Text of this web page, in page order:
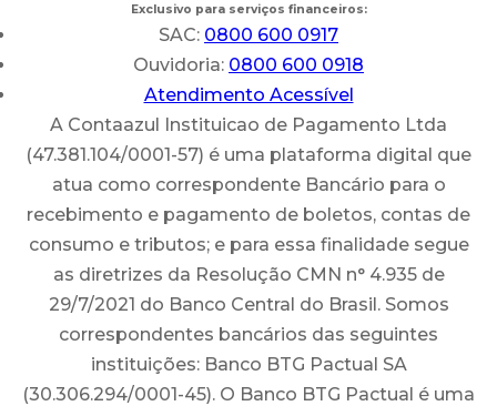
Exclusivo para serviços financeiros:
SAC: 0800 600 0917
Ouvidoria: 0800 600 0918
Atendimento Acessível
A Contaazul Instituicao de Pagamento Ltda
(47.381.104/0001-57) é uma plataforma digital que
atua como correspondente Bancário para o
recebimento e pagamento de boletos, contas de
consumo e tributos; e para essa finalidade segue
as diretrizes da Resolução CMN n° 4.935 de
29/7/2021 do Banco Central do Brasil. Somos
correspondentes bancários das seguintes
instituições: Banco BTG Pactual SA
(30.306.294/0001-45). O Banco BTG Pactual é uma